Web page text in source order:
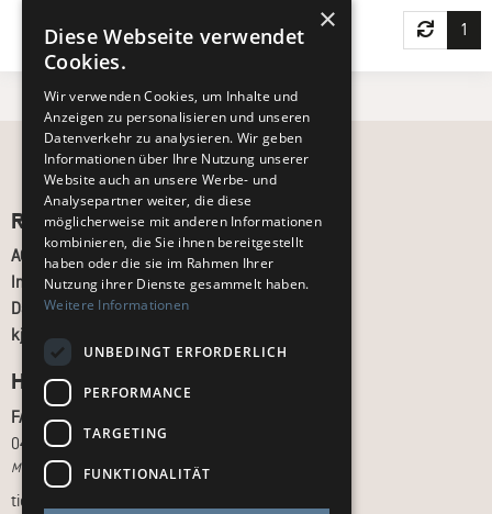
1
Recht und Ordnung
AGB
Impressum
Datenschutz
kj.de
Hilfe & Support
FAQ
040 - 413 22 60
Montag bis Freitag, 10:00 bis 18:00 Uhr
tickets@kj.de
×
Diese Webseite verwendet
Cookies.
Wir verwenden Cookies, um Inhalte und
Anzeigen zu personalisieren und unseren
Datenverkehr zu analysieren. Wir geben
Informationen über Ihre Nutzung unserer
Website auch an unsere Werbe- und
Analysepartner weiter, die diese
möglicherweise mit anderen Informationen
kombinieren, die Sie ihnen bereitgestellt
haben oder die sie im Rahmen Ihrer
Nutzung ihrer Dienste gesammelt haben.
Weitere Informationen
UNBEDINGT ERFORDERLICH
PERFORMANCE
TARGETING
FUNKTIONALITÄT